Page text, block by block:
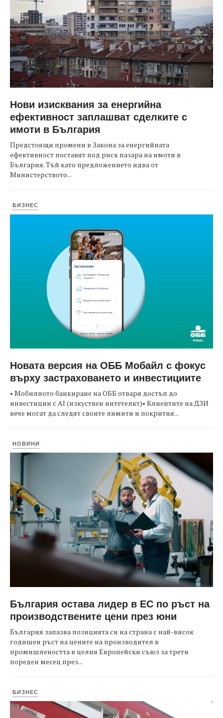
Нови изисквания за енергийна
ефективност заплашват сделките с
имоти в България
Предстоящи промени в Закона за енергийната
ефективност поставят под риск пазара на имоти в
България. Тъй като предложението идва от
Министерството...
БИЗНЕС
Новата версия на ОББ Мобайл с фокус
върху застраховането и инвестициите
• Мобилното банкиране на ОББ отваря достъп до
инвестиции с AI (изкуствен интетелкт)• Клиентите на ДЗИ
вече могат да следят своите лимити и покрития...
НОВИНИ
България остава лидер в ЕС по ръст на
производствените цени през юни
България запазва позицията си на страна с най-висок
годишен ръст на цените на производител в
промишлеността в целия Европейски съюз за трети
пореден месец през...
БИЗНЕС